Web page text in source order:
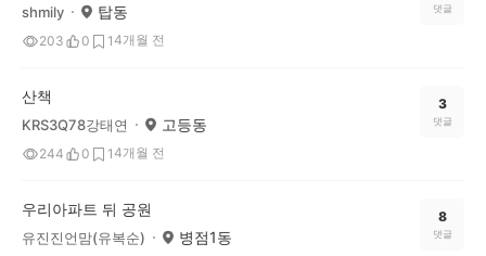
shmily 탑동
203 0 14개월 전
댓글
산책
KRS3Q78강태연 고등동
244 0 14개월 전
3
댓글
우리아파트 뒤 공원
유진진언맘(유복순) 병점1동
8
댓글